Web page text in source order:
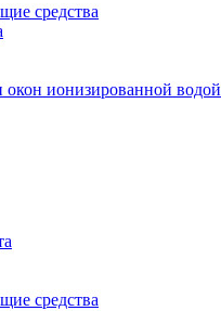
средства
ионизированной водой
средства